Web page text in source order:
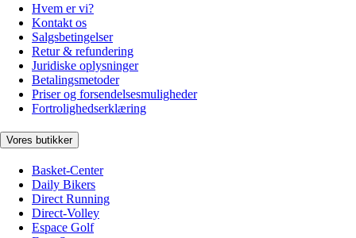
Hvem er vi?
Kontakt os
Salgsbetingelser
Retur & refundering
Juridiske oplysninger
Betalingsmetoder
Priser og forsendelsesmuligheder
Fortrolighedserklæring
Vores butikker
Basket-Center
Daily Bikers
Direct Running
Direct-Volley
Espace Golf